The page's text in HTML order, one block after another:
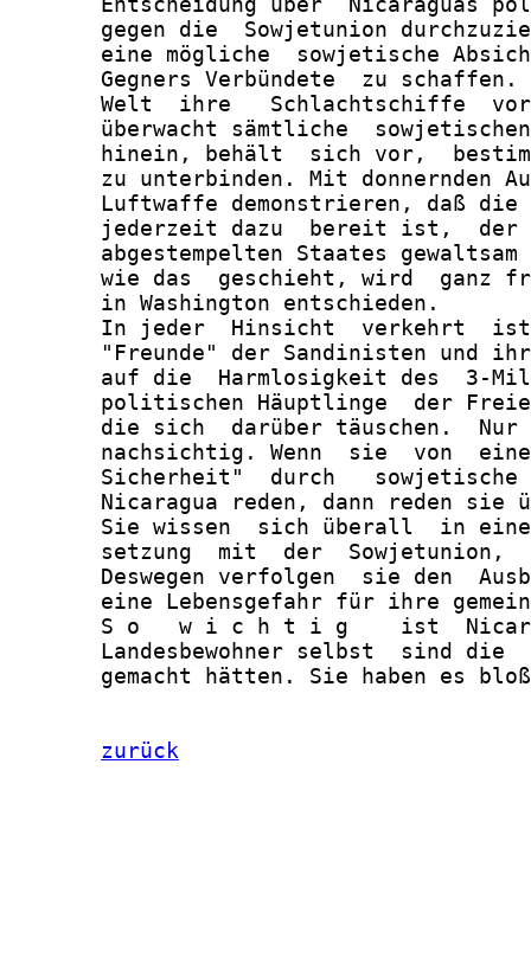
gegen die  Sowjetunion
eine mögliche  sowjetische
Gegners Verbündete  zu
Welt  ihre   Schlachtschiffe
überwacht sämtliche
hinein, behält  sich vor,
zu unterbinden. Mit donnernden
Luftwaffe demonstrieren, daß
jederzeit dazu  bereit ist,
abgestempelten Staates
wie das  geschieht, wird  ganz
       in Washington entschieden.
In jeder  Hinsicht  verkehrt
"Freunde" der Sandinisten und
auf die  Harmlosigkeit des  3-
politischen Häuptlinge  der
die sich  darüber täuschen.
nachsichtig. Wenn  sie  von
Sicherheit"  durch
Nicaragua reden, dann reden sie
Sie wissen  sich überall  in
setzung  mit  der  Sowjetunion,
Deswegen verfolgen  sie den
eine Lebensgefahr für ihre
S o   w i c h t i g    ist
Landesbewohner selbst  sind die
gemacht hätten. Sie haben es
zurück